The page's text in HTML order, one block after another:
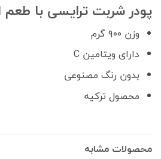
پودر شربت ترایسی با طعم انبه
وزن ۹۰۰ گرم
دارای ویتامین C
بدون رنگ مصنوعی
محصول ترکیه
محصولات مشابه